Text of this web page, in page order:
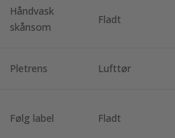
Håndvask
skånsom
Fladt
Pletrens Lufttør
Følg label Fladt